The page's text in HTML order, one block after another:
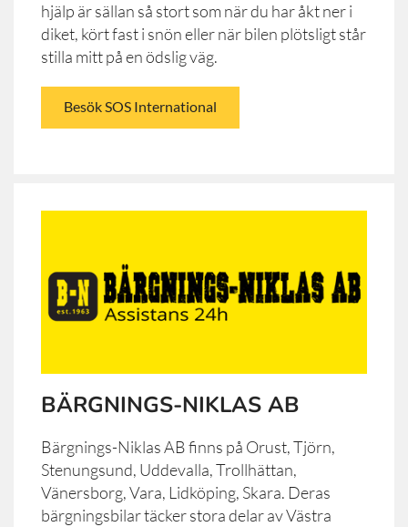
hjälp är sällan så stort som när du har åkt ner i
diket, kört fast i snön eller när bilen plötsligt står
stilla mitt på en ödslig väg.
Besök SOS International
BÄRGNINGS-NIKLAS AB
Bärgnings-Niklas AB finns på Orust, Tjörn,
Stenungsund, Uddevalla, Trollhättan,
Vänersborg, Vara, Lidköping, Skara. Deras
bärgningsbilar täcker stora delar av Västra